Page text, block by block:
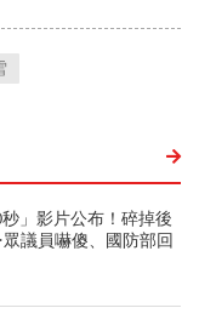
」影片公布！碎掉後
議員嚇傻、國防部回